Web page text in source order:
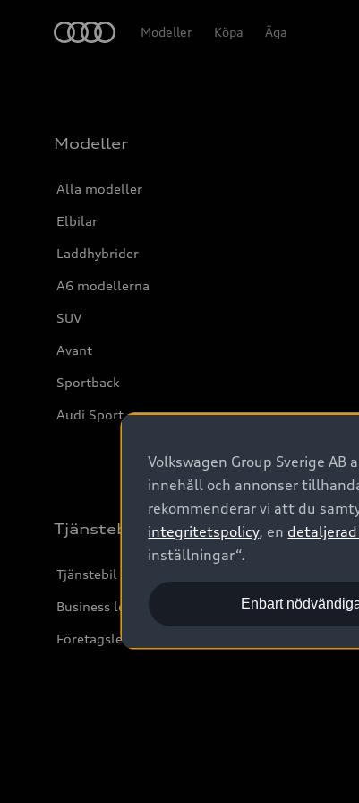
Modeller Köpa Äga
Modeller
Alla modeller
Elbilar
Laddhybrider
A6 modellerna
SUV
Avant
Sportback
Audi Sport
Tjänstebil
Tjänstebil
Business lease online
Företagsleasing
Volkswagen Group Sverige
innehåll och annonser
rekommenderar vi att du
integritetspolicy, en detaljerad
inställningar“.
Enbart